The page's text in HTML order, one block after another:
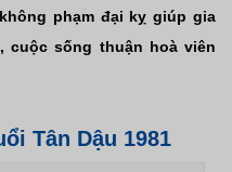
không phạm đại kỵ giúp gia
cuộc sống thuận hoà viên
Tân Dậu 1981